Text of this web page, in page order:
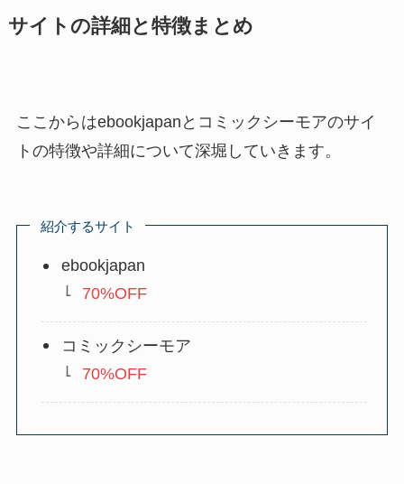
サイトの詳細と特徴まとめ
ここからはebookjapanとコミックシーモアのサイ
トの特徴や詳細について深堀していきます。
紹介するサイト
ebookjapan
70%OFF
コミックシーモア
70%OFF